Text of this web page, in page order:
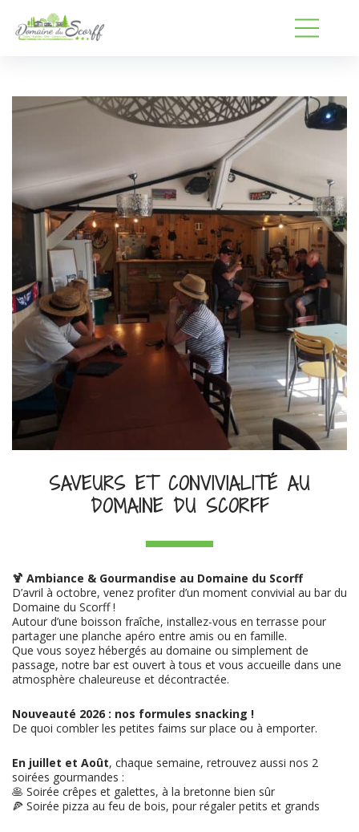
SAVEURS ET CONVIVIALITÉ AU
DOMAINE DU SCORFF
🍹 Ambiance & Gourmandise au Domaine du Scorff
D’avril à octobre, venez profiter d’un moment convivial au bar du
Domaine du Scorff !
Autour d’une boisson fraîche, installez-vous en terrasse pour
partager une planche apéro entre amis ou en famille.
Que vous soyez hébergés au domaine ou simplement de
passage, notre bar est ouvert à tous et vous accueille dans une
atmosphère chaleureuse et décontractée.
Nouveauté 2026 : nos formules snacking !
De quoi combler les petites faims sur place ou à emporter.
En juillet et Août, chaque semaine, retrouvez aussi nos 2
soirées gourmandes :
🥞 Soirée crêpes et galettes, à la bretonne bien sûr
🍕 Soirée pizza au feu de bois, pour régaler petits et grands